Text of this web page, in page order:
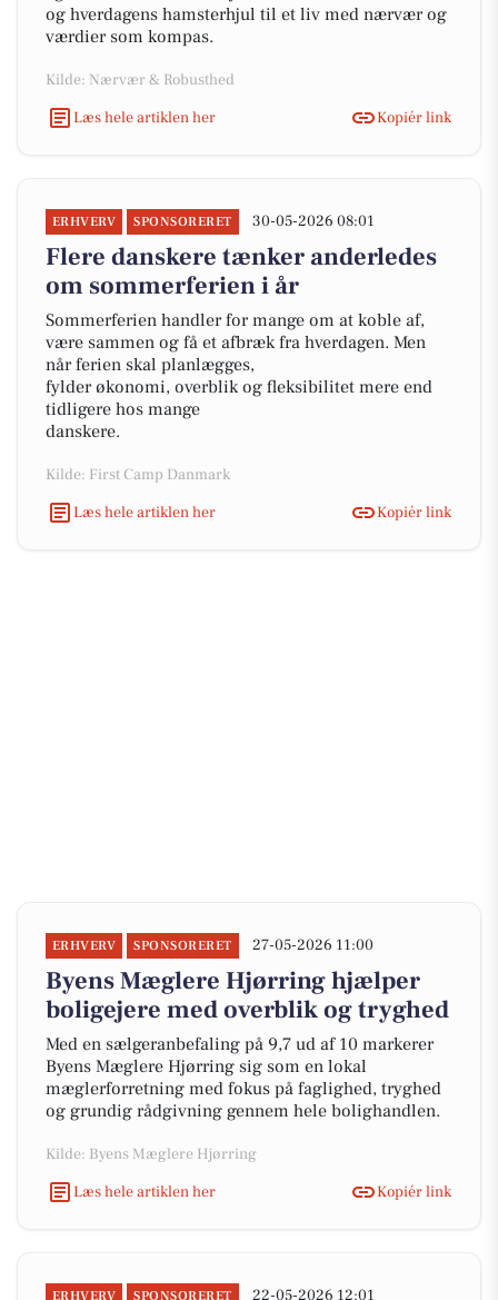
og hverdagens hamsterhjul til et liv med nærvær og
værdier som kompas.
Kilde: Nærvær & Robusthed
Læs hele artiklen her
Kopiér link
ERHVERV SPONSORERET 30-05-2026 08:01
Flere danskere tænker anderledes
om sommerferien i år
Sommerferien handler for mange om at koble af,
være sammen og få et afbræk fra hverdagen. Men
når ferien skal planlægges,
fylder økonomi, overblik og fleksibilitet mere end
tidligere hos mange
danskere.
Kilde: First Camp Danmark
Læs hele artiklen her
Kopiér link
ERHVERV SPONSORERET 27-05-2026 11:00
Byens Mæglere Hjørring hjælper
boligejere med overblik og tryghed
Med en sælgeranbefaling på 9,7 ud af 10 markerer
Byens Mæglere Hjørring sig som en lokal
mæglerforretning med fokus på faglighed, tryghed
og grundig rådgivning gennem hele bolighandlen.
Kilde: Byens Mæglere Hjørring
Læs hele artiklen her
Kopiér link
ERHVERV SPONSORERET 22-05-2026 12:01